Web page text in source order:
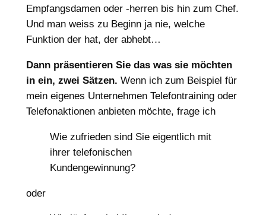
Empfangsdamen oder -herren bis hin zum Chef.
Und man weiss zu Beginn ja nie, welche
Funktion der hat, der abhebt…
Dann präsentieren Sie das was sie möchten
in ein, zwei Sätzen. Wenn ich zum Beispiel für
mein eigenes Unternehmen Telefontraining oder
Telefonaktionen anbieten möchte, frage ich
Wie zufrieden sind Sie eigentlich mit
ihrer telefonischen
Kundengewinnung?
oder